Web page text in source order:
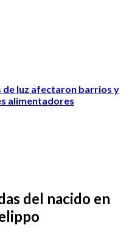
de luz afectaron barrios y
alimentadores
del nacido en